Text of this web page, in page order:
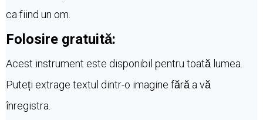
ca fiind un om.
Folosire gratuită:
Acest instrument este disponibil pentru toată lumea.
Puteți extrage textul dintr-o imagine fără a vă
înregistra.